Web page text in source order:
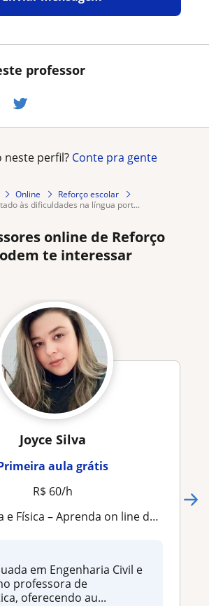
professor
neste perfil? Conte pra gente
Online
Reforço escolar
às dificuldades na língua port...
online de Reforço
te interessar
Joyce Silva
aula grátis
R$ 60/h
– Aprenda on line de forma simples e sem medo!
em Engenharia Civil e
professora de
oferecendo au...